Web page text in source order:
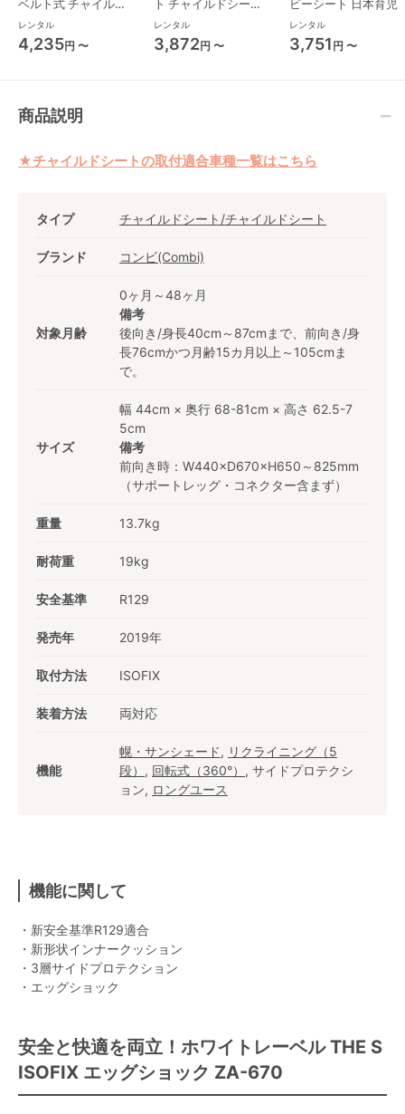
ベルト式 チャイルド
シート ジョイー(joie)
レンタル
4,235円 〜
ト チャイルドシート
西松屋
レンタル
3,872円 〜
ビーシート 日本育児
レンタル
3,751 円 〜
商品説明
★チャイルドシートの取付適合車種一覧はこちら
タイプ チャイルドシート/チャイルドシート
ブランド コンビ(Combi)
対象月齢
0ヶ月～48ヶ月
備考
後向き/身長40cm～87cmまで、前向き/身
長76cmかつ月齢15カ月以上～105cmま
で。
サイズ
幅 44cm × 奥行 68-81cm × 高さ 62.5-7
5cm
備考
前向き時：W440×D670×H650～825mm
（サポートレッグ・コネクター含まず）
重量 13.7kg
耐荷重 19kg
安全基準 R129
発売年 2019年
取付方法 ISOFIX
装着方法 両対応
機能
幌・サンシェード, リクライニング（5
段） , 回転式（360°） , サイドプロテクシ
ョン, ロングユース
機能に関して
・新安全基準R129適合
・新形状インナークッション
・3層サイドプロテクション
・エッグショック
安全と快適を両立！ホワイトレーベル THE S
ISOFIX エッグショック ZA-670